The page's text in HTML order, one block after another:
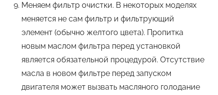
Меняем фильтр очистки. В некоторых моделях
меняется не сам фильтр и фильтрующий
элемент (обычно желтого цвета). Пропитка
новым маслом фильтра перед установкой
является обязательной процедурой. Отсутствие
масла в новом фильтре перед запуском
двигателя может вызвать масляного голодание